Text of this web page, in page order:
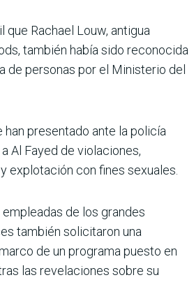
que Rachael Louw, antigua
también había sido reconocida
de personas por el Ministerio del
presentado ante la policía
Al Fayed de violaciones,
explotación con fines sexuales.
de los grandes
también solicitaron una
de un programa puesto en
las revelaciones sobre su